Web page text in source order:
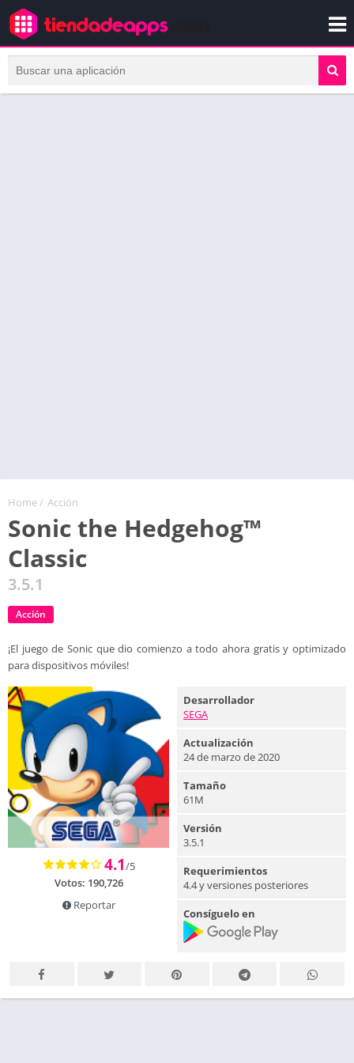
Home/ Acción
Sonic the Hedgehog™
Classic
3.5.1
Acción
¡El juego de Sonic que dio comienzo a todo ahora gratis y optimizado
para dispositivos móviles!
4.1/5
Votos: 190,726
Reportar
Desarrollador
SEGA
Actualización
24 de marzo de 2020
Tamaño
61M
Versión
3.5.1
Requerimientos
4.4 y versiones posteriores
Consíguelo en